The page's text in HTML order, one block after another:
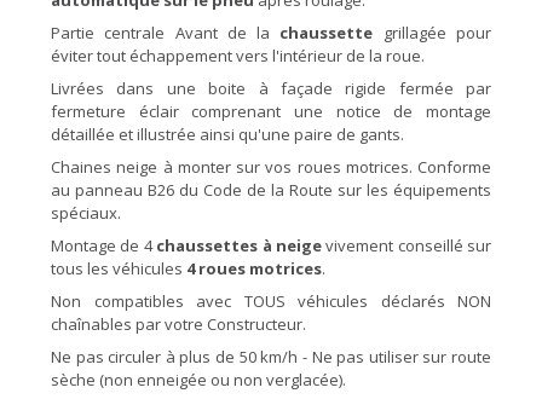
Partie centrale Avant de la chaussette grillagée pour
éviter tout échappement vers l'intérieur de la roue.
Livrées dans une boite à façade rigide fermée par
fermeture éclair comprenant une notice de montage
détaillée et illustrée ainsi qu'une paire de gants.
Chaines neige à monter sur vos roues motrices. Conforme
au panneau B26 du Code de la Route sur les équipements
spéciaux.
Montage de 4chaussettes à neigevivement conseillé sur
tous les véhicules 4 roues motrices.
Non compatibles avec TOUS véhicules déclarés NON
chaînables par votre Constructeur.
Ne pas circuler à plus de 50 km/h - Ne pas utiliser sur route
sèche (non enneigée ou non verglacée).